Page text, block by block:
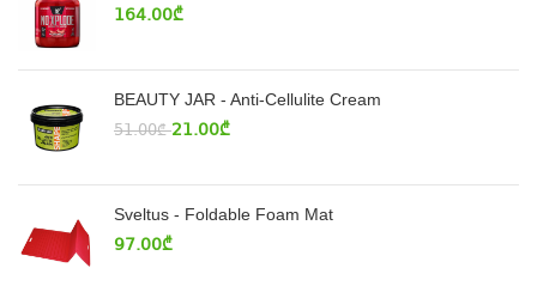
164.00₾
BEAUTY JAR - Anti-Cellulite Cream
51.00₾ 21.00₾
Sveltus - Foldable Foam Mat
97.00₾